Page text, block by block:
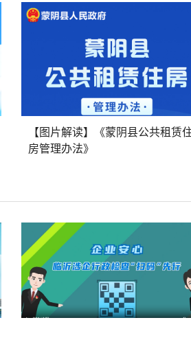
【图片解读】《蒙阴县公共租赁
房管理办法》